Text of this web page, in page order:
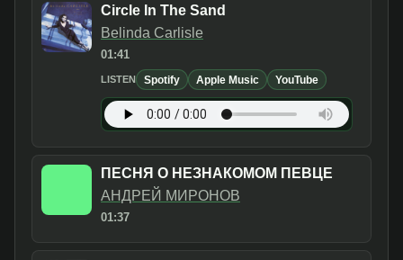
Circle In The Sand
Belinda Carlisle
01:41
LISTEN Spotify Apple Music YouTube
ПЕСНЯ О НЕЗНАКОМОМ ПЕВЦЕ
АНДРЕЙ МИРОНОВ
01:37